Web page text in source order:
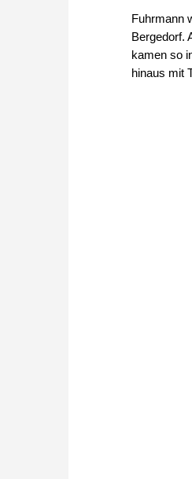
Fuhrmann
Bergedorf.
kamen so
hinaus mit